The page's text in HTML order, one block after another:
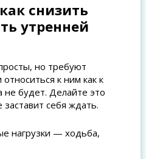
снизить
утренней
но требуют
к ним как к
будет. Делайте это
себя ждать.
нагрузки — ходьба,